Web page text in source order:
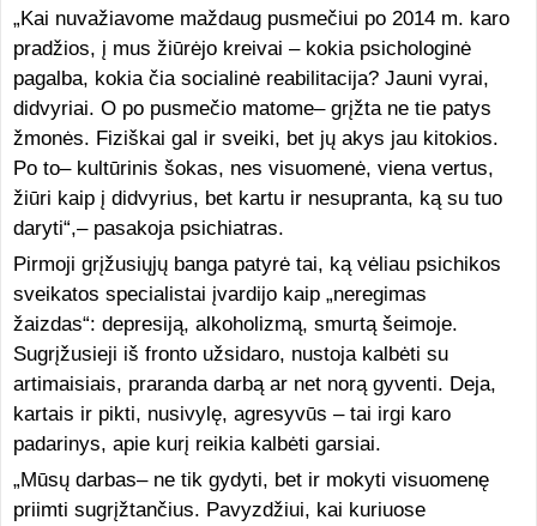
„Kai nuvažiavome maždaug pusmečiui po 2014 m. karo
pradžios, į mus žiūrėjo kreivai – kokia psichologinė
pagalba, kokia čia socialinė reabilitacija? Jauni vyrai,
didvyriai. O po pusmečio matome– grįžta ne tie patys
žmonės. Fiziškai gal ir sveiki, bet jų akys jau kitokios.
Po to– kultūrinis šokas, nes visuomenė, viena vertus,
žiūri kaip į didvyrius, bet kartu ir nesupranta, ką su tuo
daryti“,– pasakoja psichiatras.
Pirmoji grįžusiųjų banga patyrė tai, ką vėliau psichikos
sveikatos specialistai įvardijo kaip „neregimas
žaizdas“: depresiją, alkoholizmą, smurtą šeimoje.
Sugrįžusieji iš fronto užsidaro, nustoja kalbėti su
artimaisiais, praranda darbą ar net norą gyventi. Deja,
kartais ir pikti, nusivylę, agresyvūs – tai irgi karo
padarinys, apie kurį reikia kalbėti garsiai.
„Mūsų darbas– ne tik gydyti, bet ir mokyti visuomenę
priimti sugrįžtančius. Pavyzdžiui, kai kuriuose